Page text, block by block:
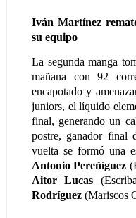
Iván Martínez
su equipo
La segunda manga
mañana con 92
encapotado y
juniors, el líquido
final, generando un
postre, ganador
vuelta se formó una
Antonio Pereñíguez
Aitor Lucas
Rodríguez(Mariscos